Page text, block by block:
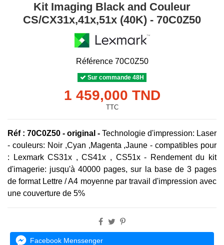
Kit Imaging Black and Couleur
CS/CX31x,41x,51x (40K) - 70C0Z50
Référence 70C0Z50
Sur commande 48H
1 459,000 TND
TTC
Réf : 70C0Z50 - original - Technologie d'impression: Laser
- couleurs: Noir ,Cyan ,Magenta ,Jaune - compatibles pour
: Lexmark CS31x , CS41x , CS51x - Rendement du kit
d'imagerie: jusqu'à 40000 pages, sur la base de 3 pages
de format Lettre / A4 moyenne par travail d'impression avec
une couverture de 5%
Facebook Menssenger